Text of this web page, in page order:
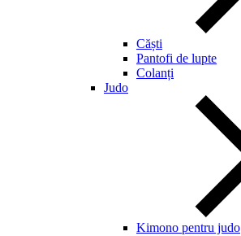
Căști
Pantofi de lupte
Colanți
Judo
Kimono pentru judo